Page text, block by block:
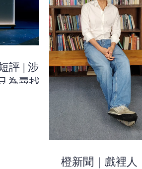
評 | 涉過
為尋找關
橙新聞｜戲裡人